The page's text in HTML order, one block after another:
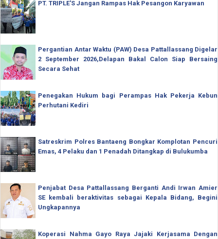
PT. TRIPLE'S Jangan Rampas Hak Pesangon Karyawan
Pergantian Antar Waktu (PAW) Desa Pattallassang Digelar
2 September 2026,Delapan Bakal Calon Siap Bersaing
Secara Sehat
Penegakan Hukum bagi Perampas Hak Pekerja Kebun
Perhutani Kediri
Satreskrim Polres Bantaeng Bongkar Komplotan Pencuri
Emas, 4 Pelaku dan 1 Penadah Ditangkap di Bulukumba
Penjabat Desa Pattallassang Berganti Andi Irwan Amier
SE kembali beraktivitas sebagai Kepala Bidang, Begini
Ungkapannya
Koperasi Nahma Gayo Raya Jajaki Kerjasama Dengan